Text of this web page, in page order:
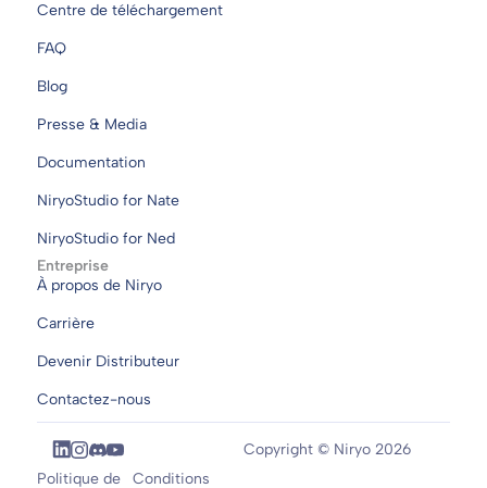
Centre de téléchargement
FAQ
Blog
Presse & Media
Documentation
NiryoStudio for Nate
NiryoStudio for Ned
Entreprise
À propos de Niryo
Carrière
Devenir Distributeur
Contactez-nous
Politique de Conditions
Copyright © Niryo 2026